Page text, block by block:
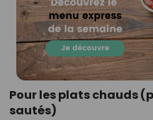
Pour les plats chauds
sautés)